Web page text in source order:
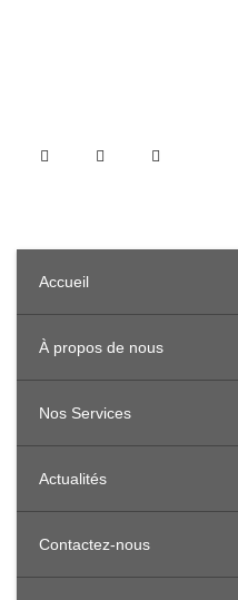
Accueil
À propos de nous
Nos Services
Actualités
Contactez-nous